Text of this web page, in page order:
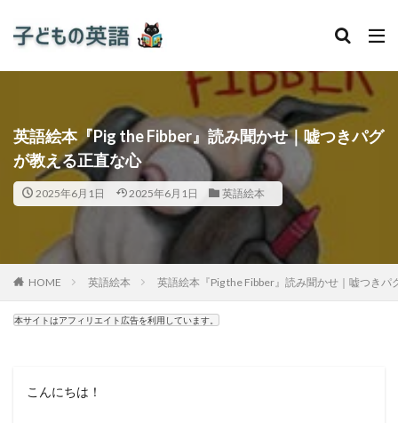
英語絵本『Pig the Fibber』読み聞かせ｜嘘つきパグ
が教える正直な心
2025年6月1日 2025年6月1日 英語絵本
HOME 英語絵本 英語絵本『Pig the Fibber』読み聞かせ｜嘘つきパ
本サイトはアフィリエイト広告を利用しています。
こんにちは！